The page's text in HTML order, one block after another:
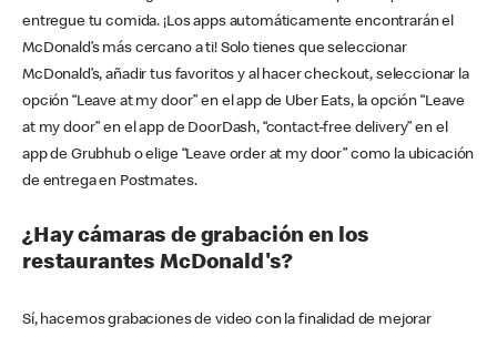
entregue tu comida. ¡Los apps automáticamente encontrarán el
McDonald’s más cercano a ti! Solo tienes que seleccionar
McDonald’s, añadir tus favoritos y al hacer checkout, seleccionar la
opción “Leave at my door” en el app de Uber Eats, la opción “Leave
at my door” en el app de DoorDash, “contact-free delivery” en el
app de Grubhub o elige “Leave order at my door” como la ubicación
de entrega en Postmates.
¿Hay cámaras de grabación en los
restaurantes McDonald's?
Sí, hacemos grabaciones de video con la finalidad de mejorar